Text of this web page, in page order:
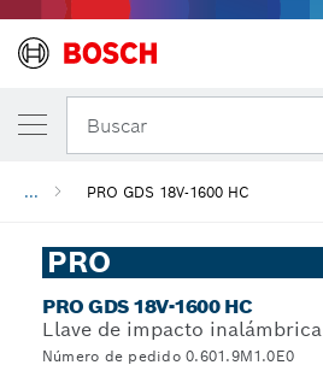
Buscar
... PRO GDS 18V-1600 HC
PRO
PRO GDS 18V-1600 HC
Llave de impacto inalámbrica
Número de pedido 0.601.9M1.0E0